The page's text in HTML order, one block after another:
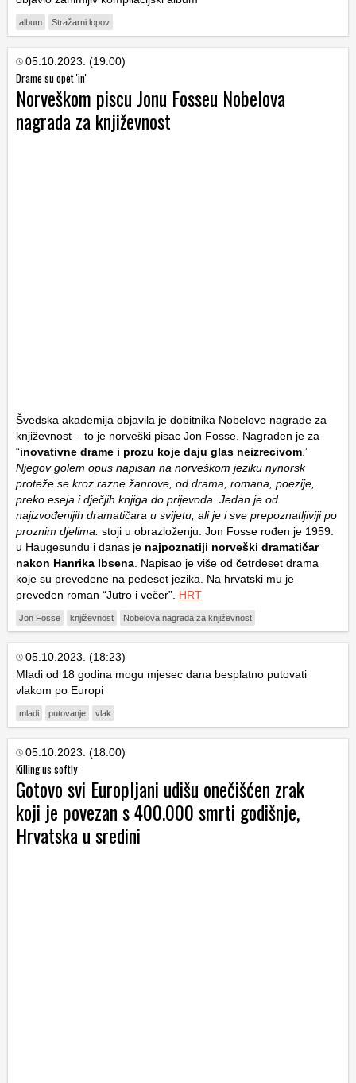
album Stražarni lopov
05.10.2023. (19:00)
Drame su opet 'in'
Norveškom piscu Jonu Fosseu Nobelova
nagrada za književnost
Švedska akademija objavila je dobitnika Nobelove nagrade za
književnost – to je norveški pisac Jon Fosse. Nagrađen je za
“inovativne drame i prozu koje daju glas neizrecivom .”
Njegov golem opus napisan na norveškom jeziku nynorsk
proteže se kroz razne žanrove, od drama, romana, poezije,
preko eseja i dječjih knjiga do prijevoda. Jedan je od
najizvođenijih dramatičara u svijetu, ali je i sve prepoznatljiviji po
proznim djelima. stoji u obrazloženju. Jon Fosse rođen je 1959.
u Haugesundu i danas je najpoznatiji norveški dramatičar
nakon Hanrika Ibsena . Napisao je više od četrdeset drama
koje su prevedene na pedeset jezika. Na hrvatski mu je
preveden roman “Jutro i večer”. HRT
Jon Fosse književnost Nobelova nagrada za književnost
05.10.2023. (18:23)
Mladi od 18 godina mogu mjesec dana besplatno putovati
vlakom po Europi
mladi putovanje vlak
05.10.2023. (18:00)
Killing us softly
Gotovo svi Europljani udišu onečišćen zrak
koji je povezan s 400.000 smrti godišnje,
Hrvatska u sredini